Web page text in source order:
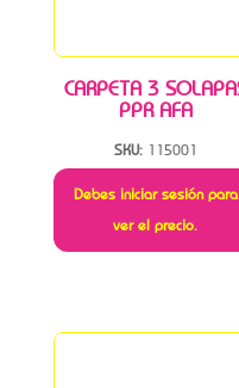
CARPETA 3
PPR AFA
SKU: 115001
Debes iniciar sesión para
ver el precio.